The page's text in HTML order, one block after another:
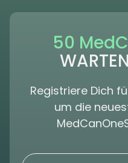
50
Registriere Dich
um die